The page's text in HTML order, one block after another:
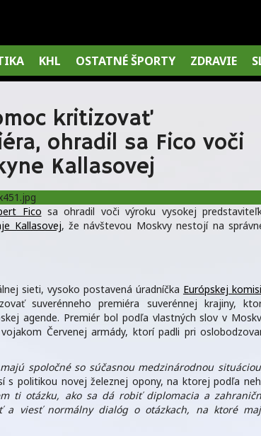
KHL OSTATNÉ ŠPORTY ZDRAVIE
kritizovať
ohradil sa Fico voči
Kallasovej
Fico sa ohradil voči výroku vysokej
Kallasovej, že návštevou Moskvy nestojí na
sieti, vysoko postavená úradníčka Európskej
suverénneho premiéra suverénnej krajiny,
agende. Premiér bol podľa vlastných slov v
Červenej armády, ktorí padli pri
spoločné so súčasnou medzinárodnou situáciou
s politikou novej železnej opony, na ktorej podľa
ti otázku, ako sa dá robiť diplomacia a
a viesť normálny dialóg o otázkach, na ktoré